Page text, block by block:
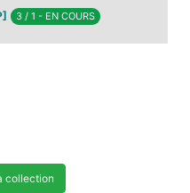
3 / 1 - EN COURS
collection